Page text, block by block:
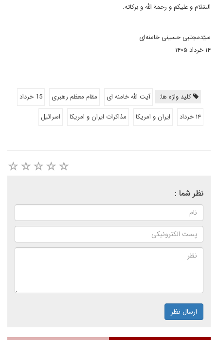
السّلام و علیکم و رحمة الله و برکاته.
سیّدمجتبی حسینی خامنه‌ای
۱۴ خرداد ۱۴۰۵
کلید واژه ها: آیت الله خامنه ای مقام معظم رهبری
15 خرداد
۱۴ خرداد
ایران و امریکا مذاکرات ایران و امریکا اسرائیل
نظر شما :
ارسال نظر